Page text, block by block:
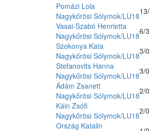
Pomázi Lola
Nagykőrösi Sólymok/LU18
Vasai-Szabó Henrietta
Nagykőrösi Sólymok/LU186/3
Szokonya Kata
Nagykőrösi Sólymok/LU183/0
Stefanovits Hanna
Nagykőrösi Sólymok/LU183/0
Ádám Zsanett
Nagykőrösi Sólymok/LU182/0
Káin Zsófi
Nagykőrösi Sólymok/LU182/0
Ország Katalin